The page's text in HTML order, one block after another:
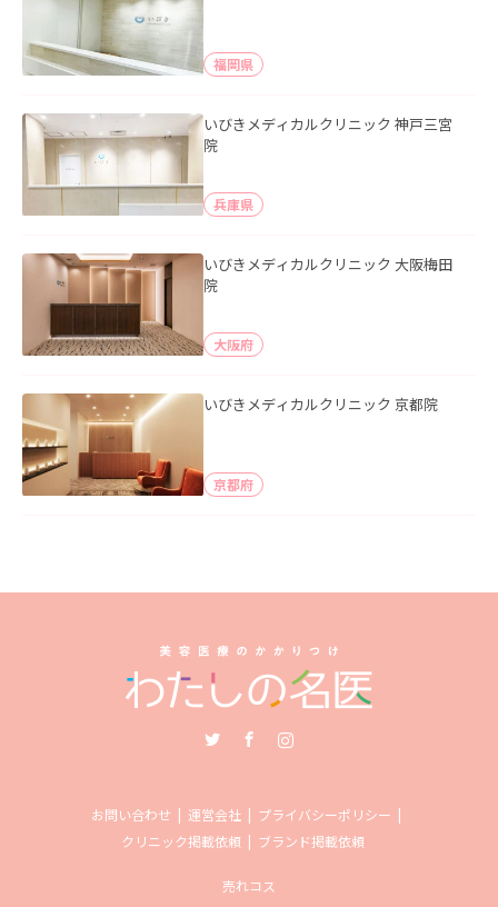
福岡県
いびきメディカルクリニック 神戸三宮
院
兵庫県
いびきメディカルクリニック 大阪梅田
院
大阪府
いびきメディカルクリニック 京都院
京都府
お問い合わせ 運営会社
プライバシーポリシー
クリニック掲載依頼
ブランド掲載依頼
売れコス